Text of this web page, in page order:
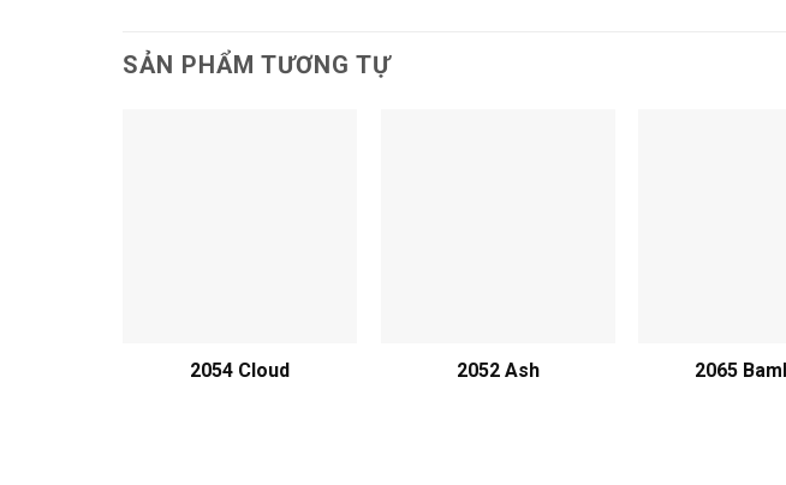
SẢN PHẨM TƯƠNG TỰ
2054 Cloud 2052 Ash 2065